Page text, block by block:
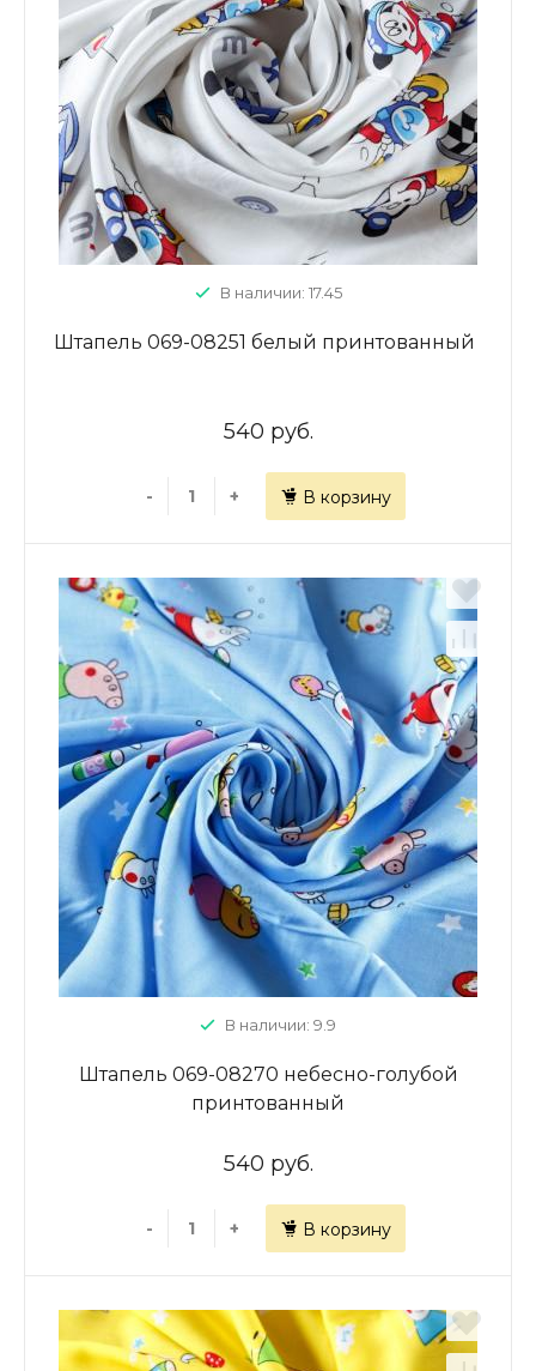
В наличии: 17.45
Штапель 069-08251 белый принтованный
540 руб.
- + В корзину
В наличии: 9.9
Штапель 069-08270 небесно-голубой
принтованный
540 руб.
- + В корзину